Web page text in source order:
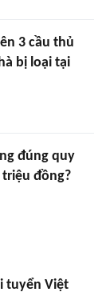
3 cầu thủ
bị loại tại
đúng quy
đồng?
tuyển Việt